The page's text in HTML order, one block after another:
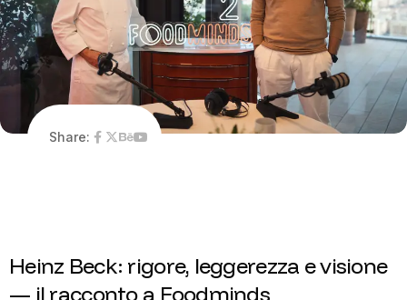
Share:
Heinz Beck: rigore, leggerezza evisione
— il racconto a Foodminds